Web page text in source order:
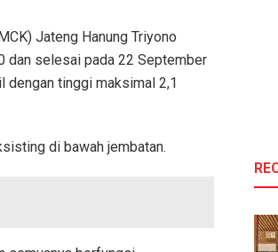
Jateng Hanung Triyono
dan selesai pada 22 September
dengan tinggi maksimal 2,1
di bawah jembatan.